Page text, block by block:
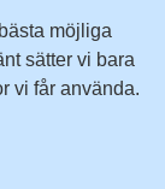
möjliga
sätter vi bara
vi får använda.